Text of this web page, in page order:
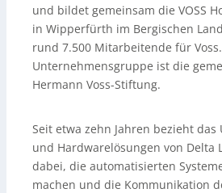
und bildet gemeinsam die VOSS
in Wipperfürth im Bergischen
rund 7.500 Mitarbeitende für
Unternehmensgruppe ist die
Hermann Voss-Stiftung.
Seit etwa zehn Jahren bezieht
und Hardwarelösungen von Delta
dabei, die automatisierten
machen und die Kommunikation